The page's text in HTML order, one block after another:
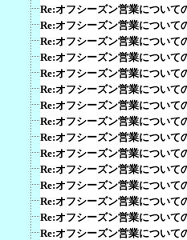
Re:オフシーズン営業について
Re:オフシーズン営業について
Re:オフシーズン営業について
Re:オフシーズン営業について
Re:オフシーズン営業について
Re:オフシーズン営業について
Re:オフシーズン営業について
Re:オフシーズン営業について
Re:オフシーズン営業について
Re:オフシーズン営業について
Re:オフシーズン営業について
Re:オフシーズン営業について
Re:オフシーズン営業について
Re:オフシーズン営業について
Re:オフシーズン営業について